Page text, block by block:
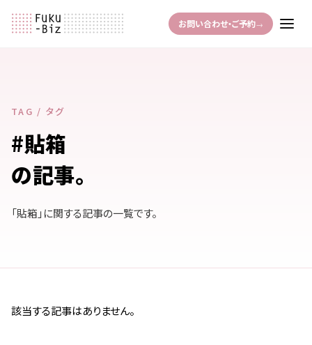
お問い合わせ・ご予約→
TAG / タグ
#貼箱
の記事。
「貼箱」に関する記事の一覧です。
該当する記事はありません。